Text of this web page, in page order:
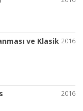
2016
ve Klasik
2016